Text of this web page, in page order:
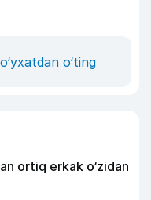
o‘ting
ortiq erkak o‘zidan